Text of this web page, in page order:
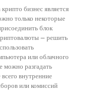
бизнес является
только некоторые
блок
— решить
или облачного
можно разгадать
внутренние
или комиссий